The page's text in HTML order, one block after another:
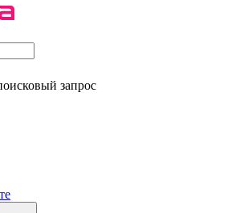
запрос